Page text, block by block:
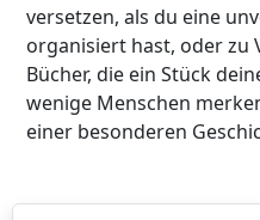
versetzen, als du eine
organisiert hast, oder zu
Bücher, die ein Stück
wenige Menschen
einer besonderen